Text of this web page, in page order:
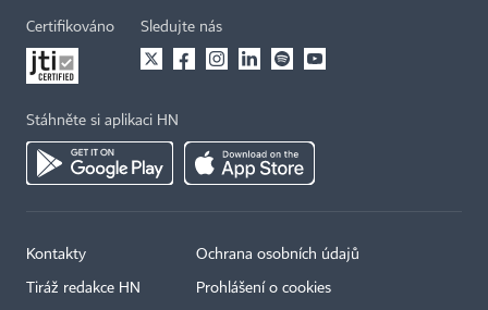
Certifikováno Sledujte nás
Stáhněte si aplikaci HN
Kontakty
Tiráž redakce HN
Ochrana osobních údajů
Prohlášení o cookies